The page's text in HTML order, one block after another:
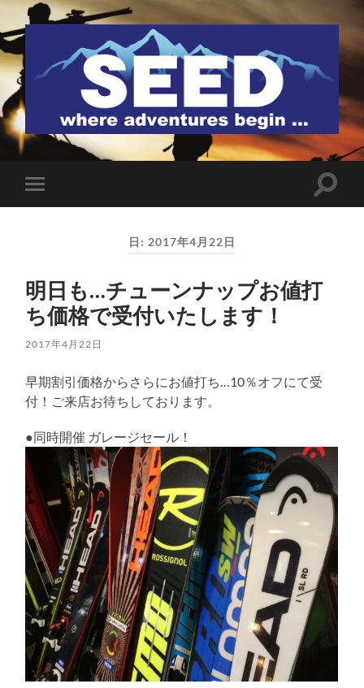
SEED
モ
バ
ー
を
切
り
替
え
検
日: 2017年4月22日
明日も…チューンナップお値打
ち価格で受付いたします！
2017年4月22日
早期割引価格からさらにお値打ち…10％オフにて受
付！ご来店お待ちしております。
●同時開催 ガレージセール！